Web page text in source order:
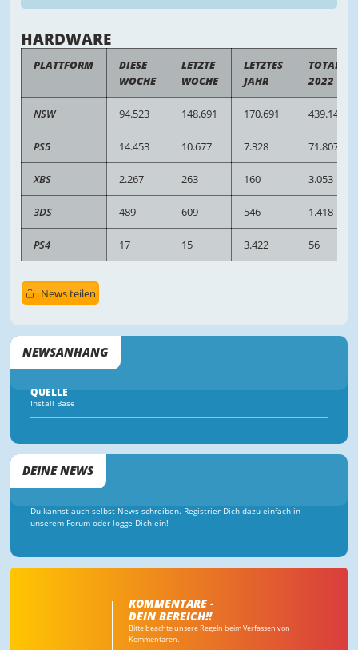
HARDWARE
PLATTFORM
DIESE
WOCHE
LETZTE
WOCHE
LETZTES
JAHR
TOTAL
2022
NSW 94.523 148.691 170.691 439.140
PS5 14.453 10.677 7.328 71.807
XBS 2.267 263 160 3.053
3DS 489 609 546 1.418
PS4 17 15 3.422 56
News teilen
NEWSANHANG
QUELLE
Install Base
DEINE NEWS
Du kannst auch selbst News schreiben. Registrier Dich dazu einfach in
unserem Forum oder logge Dich ein!
KOMMENTARE -
DEIN BEREICH!!
Bitte beachte unsere Regeln beim Verfassen von
Kommentaren.